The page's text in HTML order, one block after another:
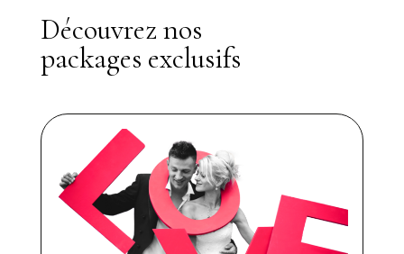
Découvrez nos
packages exclusifs